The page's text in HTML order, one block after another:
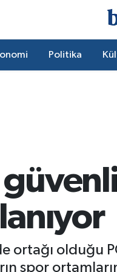
Politika
ortağı olduğu
spor